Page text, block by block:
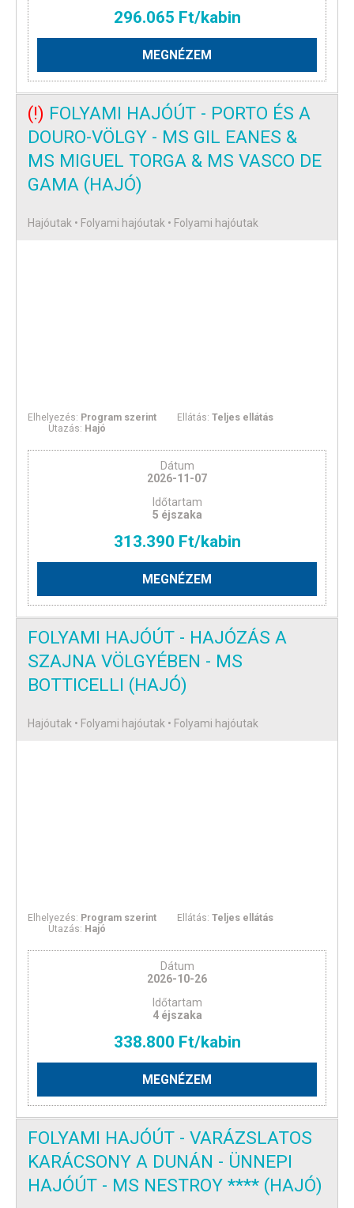
296.065 Ft/kabin
MEGNÉZEM
(!) FOLYAMI HAJÓÚT - PORTO ÉS A
DOURO-VÖLGY - MS GIL EANES &
MS MIGUEL TORGA & MS VASCO DE
GAMA (HAJÓ)
Hajóutak • Folyami hajóutak • Folyami hajóutak
Elhelyezés: Program szerint Ellátás:Teljes ellátás
Utazás: Hajó
Dátum
2026-11-07
Időtartam
5 éjszaka
313.390 Ft/kabin
MEGNÉZEM
FOLYAMI HAJÓÚT - HAJÓZÁS A
SZAJNA VÖLGYÉBEN - MS
BOTTICELLI (HAJÓ)
Hajóutak • Folyami hajóutak • Folyami hajóutak
Elhelyezés: Program szerint Ellátás:Teljes ellátás
Utazás: Hajó
Dátum
2026-10-26
Időtartam
4 éjszaka
338.800 Ft/kabin
MEGNÉZEM
FOLYAMI HAJÓÚT - VARÁZSLATOS
KARÁCSONY A DUNÁN - ÜNNEPI
HAJÓÚT - MS NESTROY **** (HAJÓ)